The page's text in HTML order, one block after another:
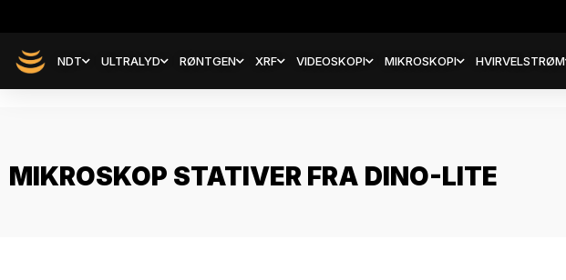
NDT ULTRALYD RØNTGEN XRF VIDEOSKOPI MIKROSKOPI HVIRVELSTRØM
MIKROSKOP STATIVER FRA DINO-LITE